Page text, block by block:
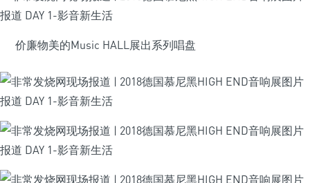
价廉物美的Music HALL展出系列唱盘